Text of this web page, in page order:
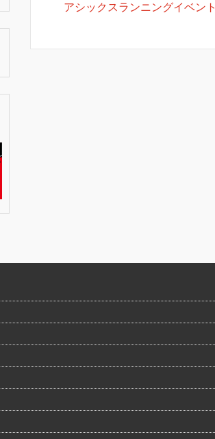
アシックスランニングイベント